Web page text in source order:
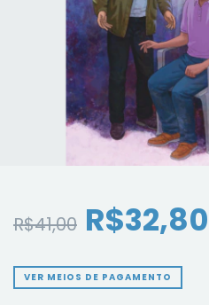
R$41,00 R$32,80
VER MEIOS DE PAGAMENTO